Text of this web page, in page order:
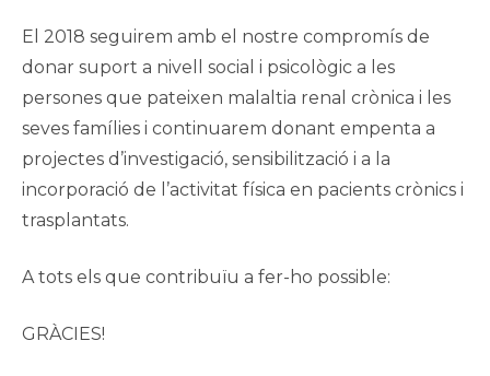
El 2018 seguirem amb el nostre compromís de
donar suport a nivell social i psicològic a les
persones que pateixen malaltia renal crònica i les
seves famílies i continuarem donant empenta a
projectes d’investigació, sensibilització i a la
incorporació de l’activitat física en pacients crònics i
trasplantats.
A tots els que contribuïu a fer-ho possible:
GRÀCIES!